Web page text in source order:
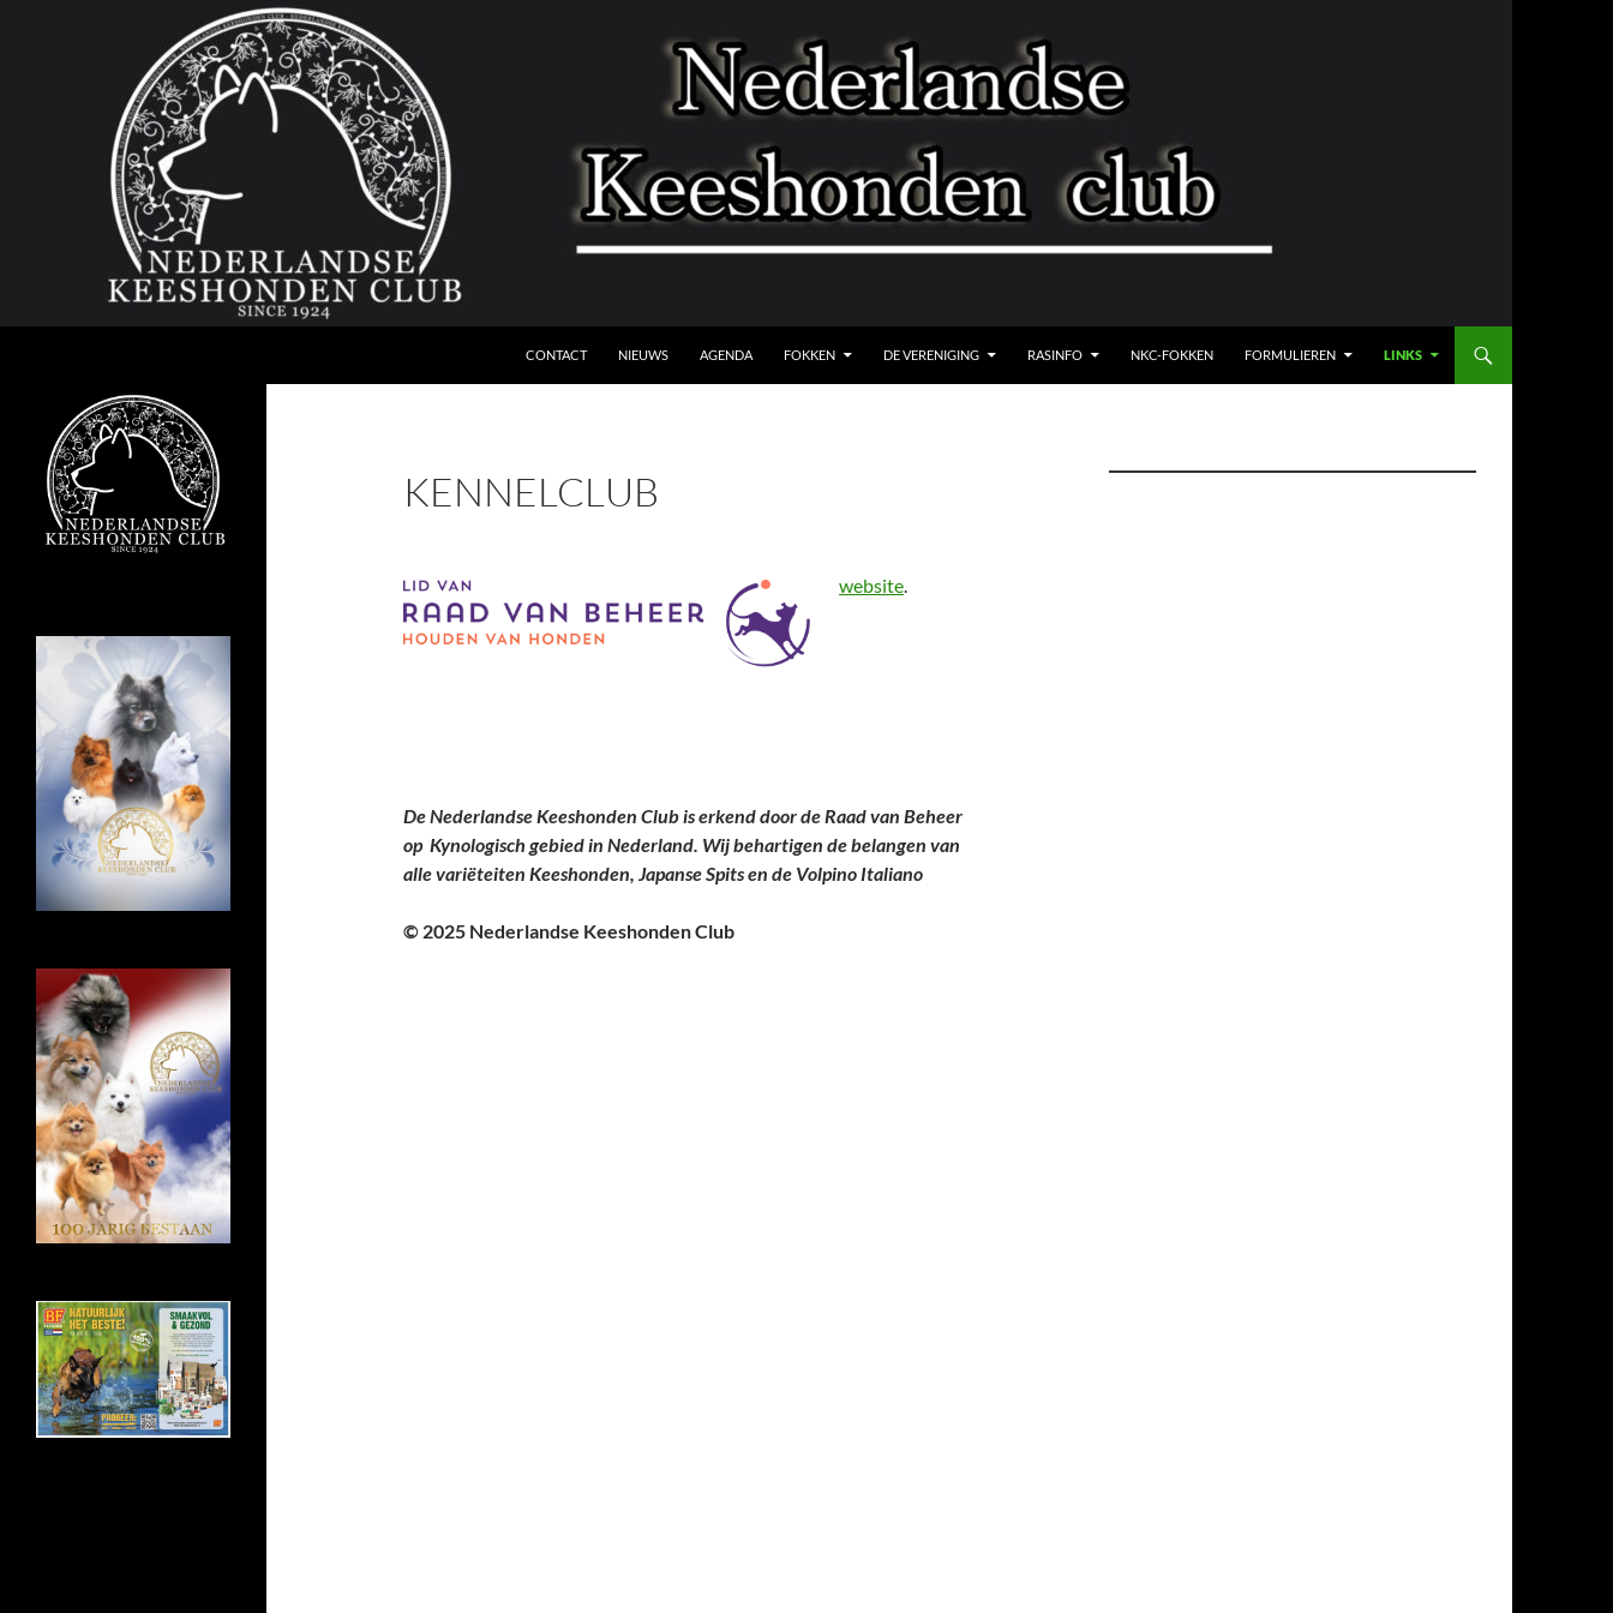
CONTACT
NIEUWS AGENDA FOKKEN DE VERENIGING RASINFO NKC-FOKKEN FORMULIEREN LINKS
KENNELCLUB
website.
De Nederlandse Keeshonden Club is erkend door de Raad van Beheer
op Kynologisch gebied in Nederland. Wij behartigen de belangen van
alle variëteiten Keeshonden, Japanse Spits en de Volpino Italiano
© 2025 Nederlandse Keeshonden Club